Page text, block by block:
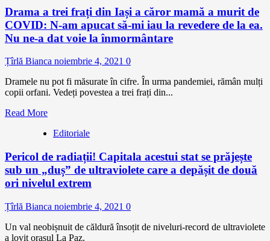
Drama a trei frați din Iași a căror mamă a murit de
COVID: N-am apucat să-mi iau la revedere de la ea.
Nu ne-a dat voie la înmormântare
Țîrlă Bianca noiembrie 4, 2021 0
Dramele nu pot fi măsurate în cifre. În urma pandemiei, rămân mulți
copii orfani. Vedeți povestea a trei frați din...
Read More
Editoriale
Pericol de radiații! Capitala acestui stat se prăjește
sub un „duș” de ultraviolete care a depășit de două
ori nivelul extrem
Țîrlă Bianca noiembrie 4, 2021 0
Un val neobișnuit de căldură însoțit de niveluri-record de ultraviolete
a lovit orașul La Paz.